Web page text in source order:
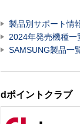
製品別サポート情
2024年発売機種一
SAMSUNG製品一
dポイントクラブ